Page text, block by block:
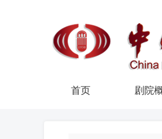
首页 剧院